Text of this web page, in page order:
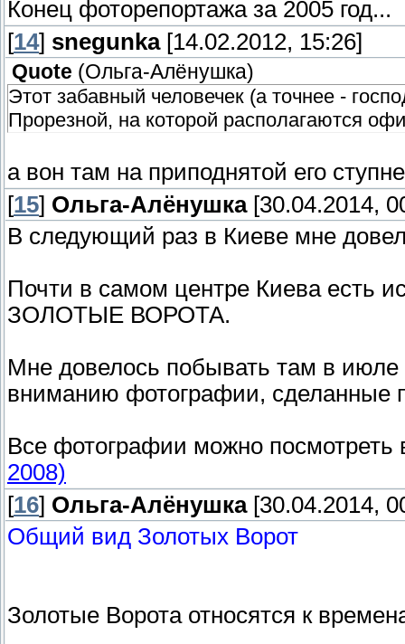
Конец фоторепортажа за 2005 год...
[14] snegunka[14.02.2012, 15:26]
Quote (Ольга-Алёнушка)
Этот забавный человечек (а точнее -
Прорезной, на которой располагаются
а вон там на приподнятой его
[15] Ольга-Алёнушка[30.04.2014,
В следующий раз в Киеве мне
Почти в самом центре Киева есть
ЗОЛОТЫЕ ВОРОТА.
Мне довелось побывать там в
вниманию фотографии, сделанные
Все фотографии можно
2008)
[16] Ольга-Алёнушка[30.04.2014,
Общий вид Золотых Ворот
Золотые Ворота относятся к